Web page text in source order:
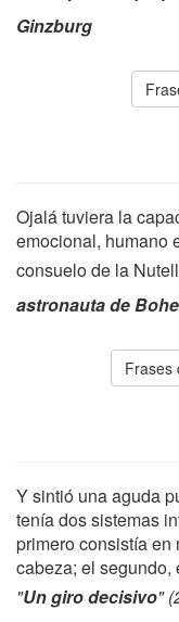
Ginzburg
Ojalá tuviera la
emocional, humano
consuelo de la
astronauta de
Frases
Y sintió una aguda
tenía dos sistemas
primero consistía en
cabeza; el segundo,
"Un giro decisivo"